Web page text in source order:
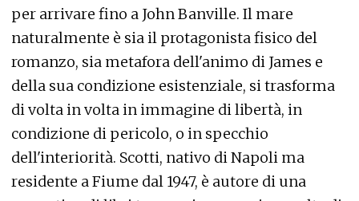
per arrivare fino a John Banville. Il mare
naturalmente è sia il protagonista fisico del
romanzo, sia metafora dell'animo di James e
della sua condizione esistenziale, si trasforma
di volta in volta in immagine di libertà, in
condizione di pericolo, o in specchio
dell'interiorità. Scotti, nativo di Napoli ma
residente a Fiume dal 1947, è autore di una